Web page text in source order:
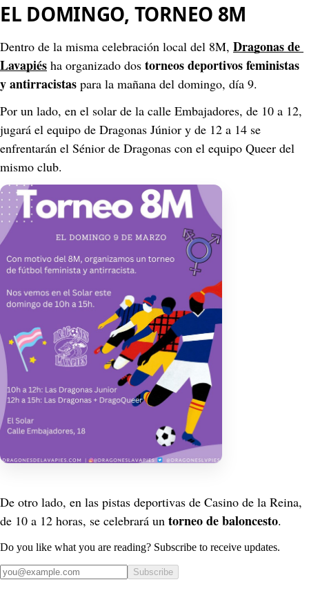
EL DOMINGO, TORNEO 8M
Dentro de la misma celebración local del 8M, Dragonas de
Lavapiés ha organizado dos torneos deportivos feministas
y antirracistas para la mañana del domingo, día 9.
Por un lado, en el solar de la calle Embajadores, de 10 a 12,
jugará el equipo de Dragonas Júnior y de 12 a 14 se
enfrentarán el Sénior de Dragonas con el equipo Queer del
mismo club.
De otro lado, en las pistas deportivas de Casino de la Reina,
de 10 a 12 horas, se celebrará un torneo de baloncesto.
Do you like what you are reading? Subscribe to receive updates.
Subscribe